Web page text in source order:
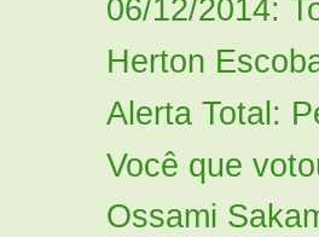
06/12/2014:
Herton
Alerta Total:
Você que
Ossami